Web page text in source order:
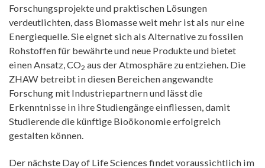
Forschungsprojekte und praktischen Lösungen
verdeutlichten, dass Biomasse weit mehr ist als nur eine
Energiequelle. Sie eignet sich als Alternative zu fossilen
Rohstoffen für bewährte und neue Produkte und bietet
einen Ansatz, CO2 aus der Atmosphäre zu entziehen. Die
ZHAW betreibt in diesen Bereichen angewandte
Forschung mit Industriepartnern und lässt die
Erkenntnisse in ihre Studiengänge einfliessen, damit
Studierende die künftige Bioökonomie erfolgreich
gestalten können.
Der nächste Day of Life Sciences findet voraussichtlich im